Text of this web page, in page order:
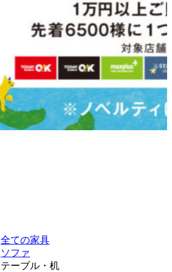
全ての家具
ソファ
テーブル・机